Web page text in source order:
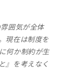
囲気が全体
現在は制度を
何か制約が生
』を考えなく